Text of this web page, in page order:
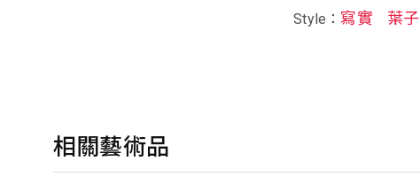
Style：寫實 葉子
相關藝術品